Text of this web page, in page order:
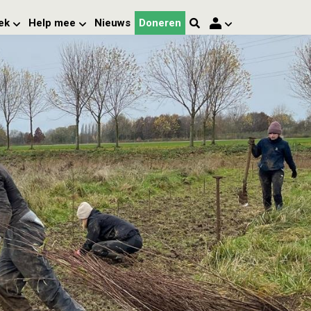
Help mee Nieuws Doneren